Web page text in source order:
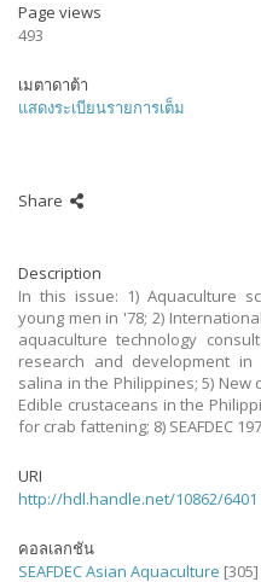
Page views
493
เมตาดาต้า
แสดงระเบียนรายการเต็ม
Share
Description
In this issue: 1) Aquaculture
young men in '78; 2)
aquaculture technology
research and development in
salina in the Philippines; 5)
Edible crustaceans in the
for crab fattening; 8) SEAFDEC
URI
http://hdl.handle.net/10862/6401
คอลเลกชัน
SEAFDEC Asian Aquaculture [305]